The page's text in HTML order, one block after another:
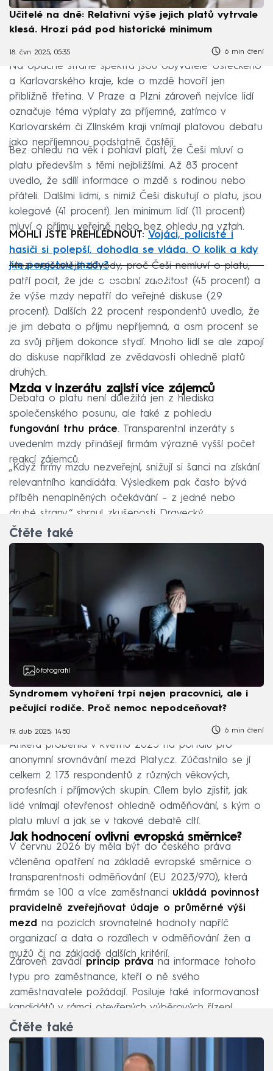
Učitelé na dně: Relativní výše jejich platů vytrvale
klesá. Hrozí pád pod historické minimum
18. čvn 2025, 05:35 6 min čtení
Na opačné straně spektra jsou obyvatelé Ústeckého
a Karlovarského kraje, kde o mzdě hovoří jen
přibližně třetina. V Praze a Plzni zároveň nejvíce lidí
označuje téma výplaty za příjemné, zatímco v
Karlovarském či Zlínském kraji vnímají platovou debatu
jako nepříjemnou podstatně častěji.
Bez ohledu na věk i pohlaví platí, že Češi mluví o
platu především s těmi nejbližšími. Až 83 procent
uvedlo, že sdílí informace o mzdě s rodinou nebo
přáteli. Dalšími lidmi, s nimiž Češi diskutují o platu, jsou
kolegové (41 procent). Jen minimum lidí (11 procent)
mluví o příjmu veřejně nebo bez ohledu na vztah.
MOHLI JSTE PŘEHLÉDNOUT: Vojáci, policisté i
hasiči si polepší, dohodla se vláda. O kolik a kdy
jim porostou mzdy?
Failed to fetch
Mezi nejčastější důvody, proč Češi nemluví o platu,
patří pocit, že jde o osobní záležitost (45 procent) a
že výše mzdy nepatří do veřejné diskuse (29
procent). Dalších 22 procent respondentů uvedlo, že
je jim debata o příjmu nepříjemná, a osm procent se
za svůj příjem dokonce stydí. Mnoho lidí se ale zapojí
do diskuse například ze zvědavosti ohledně platů
druhých.
Mzda v inzerátu zajistí více zájemců
Debata o platu není důležitá jen z hlediska
společenského posunu, ale také z pohledu
fungování trhu práce. Transparentní inzeráty s
uvedením mzdy přinášejí firmám výrazně vyšší počet
reakcí zájemců.
„Když firmy mzdu nezveřejní, snižují si šanci na získání
relevantního kandidáta. Výsledkem pak často bývá
příběh nenaplněných očekávání – z jedné nebo
druhé strany,“ shrnul zkušenosti Dravecký.
Čtěte také
6 fotografií
Syndromem vyhoření trpí nejen pracovníci, ale i
pečující rodiče. Proč nemoc nepodceňovat?
19. dub 2025, 14:50 6 min čtení
Anketa proběhla v květnu 2025 na portálu pro
anonymní srovnávání mezd Platy.cz. Zúčastnilo se jí
celkem 2 173 respondentů z různých věkových,
profesních i příjmových skupin. Cílem bylo zjistit, jak
lidé vnímají otevřenost ohledně odměňování, s kým o
platu mluví a jak se v takové debatě cítí.
Jak hodnocení ovlivní evropská směrnice?
V červnu 2026 by měla být do českého práva
včleněna opatření na základě evropské směrnice o
transparentnosti odměňování (EU 2023/970), která
firmám se 100 a více zaměstnanci ukládá povinnost
pravidelně zveřejňovat údaje o průměrné výši
mezd na pozicích srovnatelné hodnoty napříč
organizací a data o rozdílech v odměňování žen a
mužů či na základě dalších kritérií.
Zároveň zavádí princip práva na informace tohoto
typu pro zaměstnance, kteří o ně svého
zaměstnavatele požádají. Posiluje také informovanost
kandidátů v rámci otevřených výběrových řízení.
Čtěte také